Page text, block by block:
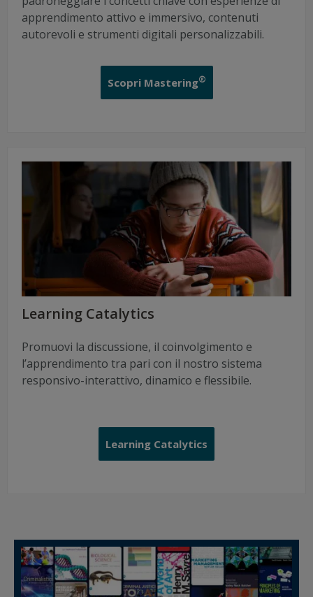
apprendimento attivo e immersivo, contenuti
autorevoli e strumenti digitali personalizzabili.
Scopri Mastering®
Learning Catalytics
Promuovi la discussione, il coinvolgimento e
l’apprendimento tra pari con il nostro sistema
responsivo-interattivo, dinamico e flessibile.
Learning Catalytics